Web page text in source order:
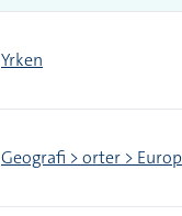
Yrken
Geografi > orter >